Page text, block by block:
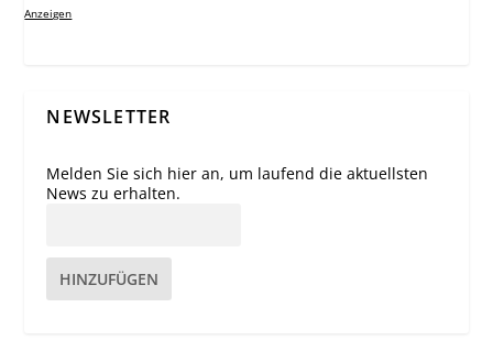
Anzeigen
NEWSLETTER
Melden Sie sich hier an, um laufend die aktuellsten
News zu erhalten.
HINZUFÜGEN